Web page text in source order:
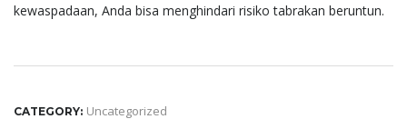
kewaspadaan, Anda bisa menghindari risiko tabrakan beruntun.
CATEGORY: Uncategorized